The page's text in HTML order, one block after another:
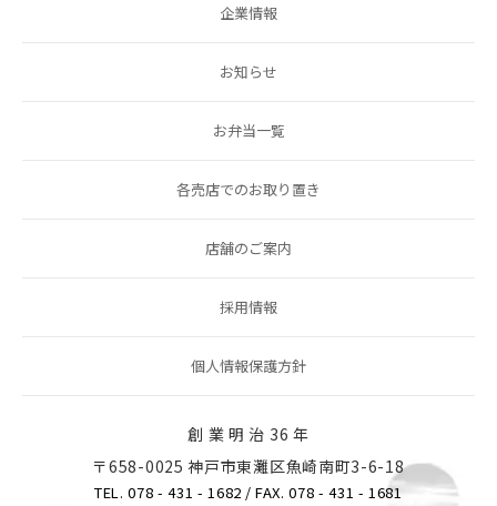
企業情報
お知らせ
お弁当一覧
各売店でのお取り置き
店舗のご案内
採用情報
個人情報保護方針
創 業 明 治 36 年
〒658-0025 神戸市東灘区魚崎南町3-6-18
TEL. 078 - 431 - 1682 / FAX. 078 - 431 - 1681